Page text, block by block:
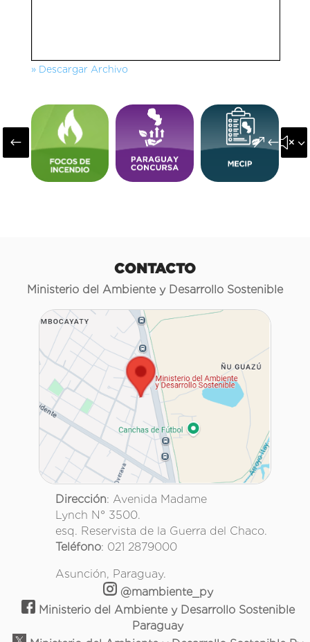
» Descargar Archivo
#
CONTACTO
Ministerio del Ambiente y Desarrollo Sostenible
Dirección: Avenida Madame
Lynch N° 3500.
esq. Reservista de la Guerra del Chaco.
Teléfono: 021 2879000
Asunción, Paraguay.
@mambiente_py
Ministerio del Ambiente y Desarrollo Sostenible
Paraguay